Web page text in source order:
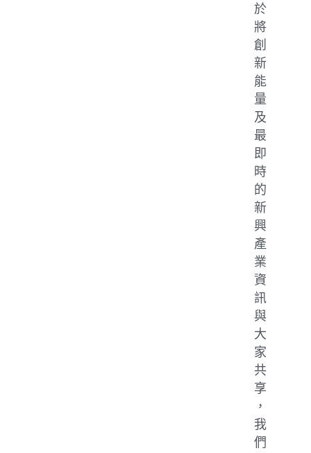
於
將
創
新
能
量
及
最
即
時
的
新
興
產
業
資
訊
與
大
家
共
享
，
我
們